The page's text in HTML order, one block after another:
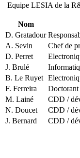
Equipe LESIA de la
Nom
D. Gratadour
A. Sevin
Chef de
D. Perret
J. Brulé
B. Le Ruyet
F. Ferreira
Doctorant
M. Lainé
CDD /
N. Doucet
CDD /
J. Bernard
CDD /